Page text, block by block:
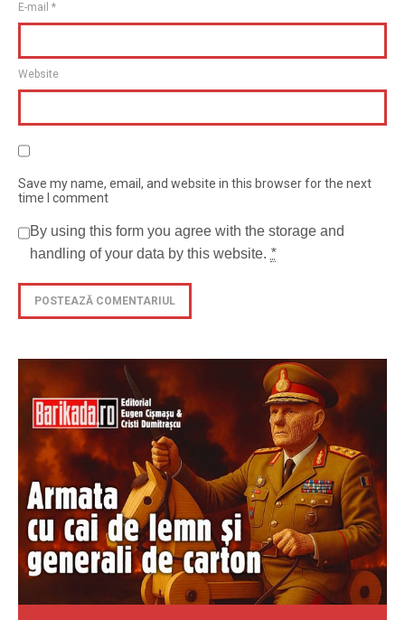
E-mail *
Website
Save my name, email, and website in this browser for the next
time I comment
By using this form you agree with the storage and
handling of your data by this website. *